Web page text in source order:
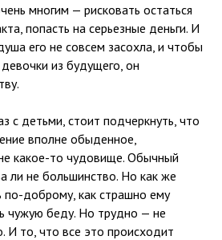
многим — рисковать остаться
попасть на серьезные деньги. И
его не совсем засохла, и чтобы
из будущего, он
с детьми, стоит подчеркнуть, что
вполне обыденное,
какое-то чудовище. Обычный
ли не большинство. Но как же
по-доброму, как страшно ему
чужую беду. Но трудно — не
И то, что все это происходит